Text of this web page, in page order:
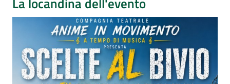
Per i media
Per i cittadini